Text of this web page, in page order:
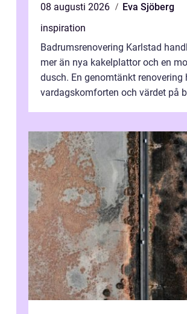
08 augusti 2026
Eva Sjöberg
inspiration
Badrumsrenovering Karlstad
mer än nya kakelplattor och en
dusch. En genomtänkt renovering
vardagskomforten och värdet på